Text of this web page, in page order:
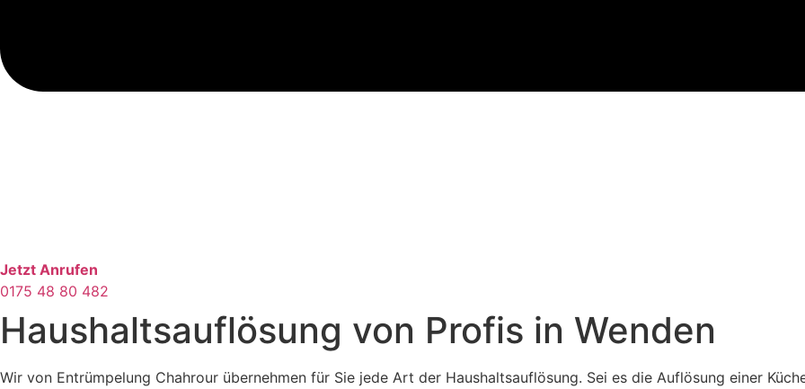
Jetzt Anrufen
0175 48 80 482
Haushaltsauflösung von Profis in Wenden
Wir von Entrümpelung Chahrour übernehmen für Sie jede Art der Haushaltsauflösung. Sei es die Auflösung einer